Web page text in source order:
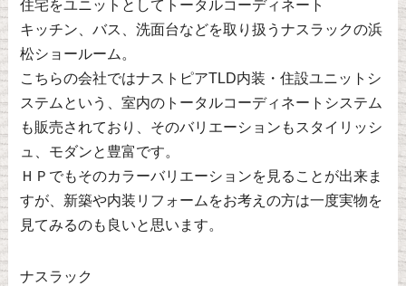
住宅をユニットとしてトータルコーディネート
キッチン、バス、洗面台などを取り扱うナスラックの浜
松ショールーム。
こちらの会社ではナストピアTLD内装・住設ユニットシ
ステムという、室内のトータルコーディネートシステム
も販売されており、そのバリエーションもスタイリッシ
ュ、モダンと豊富です。
ＨＰでもそのカラーバリエーションを見ることが出来ま
すが、新築や内装リフォームをお考えの方は一度実物を
見てみるのも良いと思います。
ナスラック